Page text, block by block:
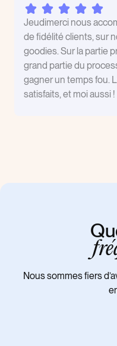
Jeudimerci nous
de fidélité clients, sur
goodies. Sur la partie
grand partie du
gagner un temps fou.
satisfaits, et moi aussi !
Nous sommes fiers